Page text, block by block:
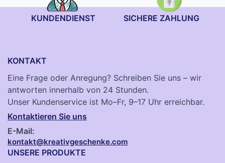
KUNDENDIENST SICHERE ZAHLUNG
KONTAKT
Eine Frage oder Anregung? Schreiben Sie uns – wir
antworten innerhalb von 24 Stunden.
Unser Kundenservice ist Mo–Fr, 9–17 Uhr erreichbar.
Kontaktieren Sie uns
E-Mail:
kontakt@kreativgeschenke.com
UNSERE PRODUKTE